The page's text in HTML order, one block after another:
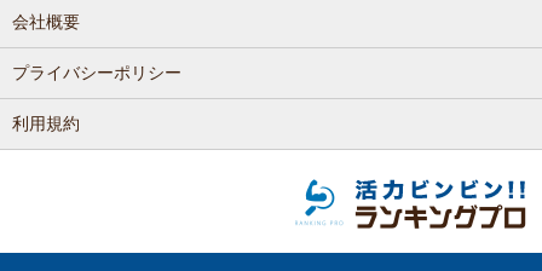
会社概要
プライバシーポリシー
利用規約